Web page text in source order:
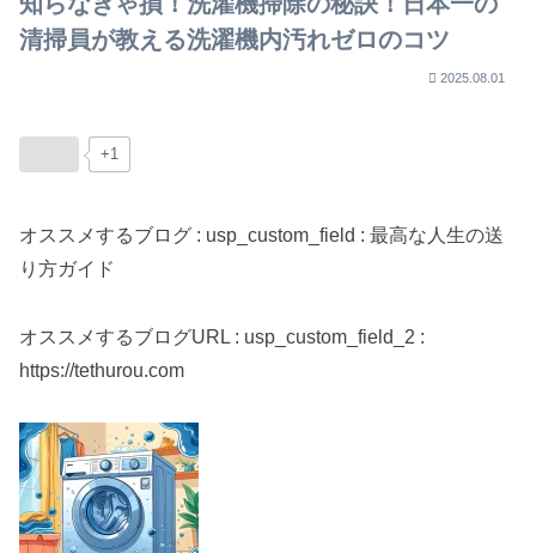
清掃員が教える洗濯機内汚れゼロのコツ
2025.08.01
+1
オススメするブログ : usp_custom_field : 最高な人生の送
り方ガイド
オススメするブログURL : usp_custom_field_2 :
https://tethurou.com